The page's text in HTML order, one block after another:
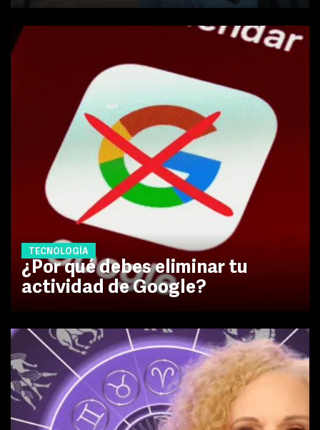
TECNOLOGÍA
¿Por qué debes eliminar tu
actividad de Google?